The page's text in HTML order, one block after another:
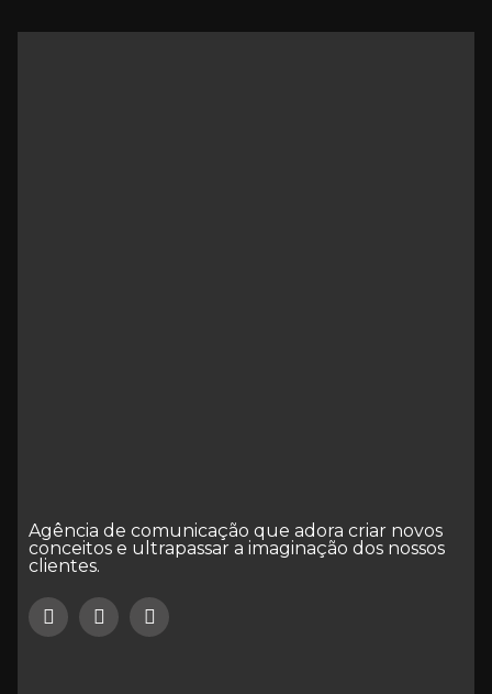
Agência de comunicação que adora criar novos
conceitos e ultrapassar a imaginação dos nossos
clientes.